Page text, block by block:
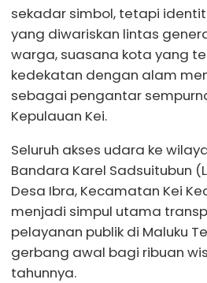
sekadar simbol, tetapi
yang diwariskan lintas
warga, suasana kota yang
kedekatan dengan alam
sebagai pengantar
Kepulauan Kei.
Seluruh akses udara ke
Bandara Karel Sadsuitubun
Desa Ibra, Kecamatan Kei
menjadi simpul utama
pelayanan publik di Maluku
gerbang awal bagi ribuan
tahunnya.